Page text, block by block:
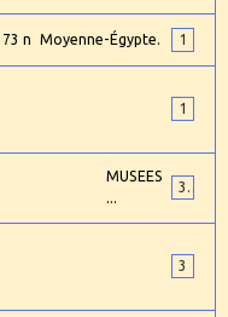
Moyenne-Égypte. 1
1
MUSEES
...
3
3